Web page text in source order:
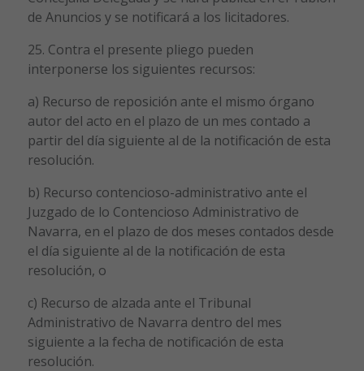
de Anuncios y se notificará a los licitadores.
25. Contra el presente pliego pueden
interponerse los siguientes recursos:
a) Recurso de reposición ante el mismo órgano
autor del acto en el plazo de un mes contado a
partir del día siguiente al de la notificación de esta
resolución.
b) Recurso contencioso-administrativo ante el
Juzgado de lo Contencioso Administrativo de
Navarra, en el plazo de dos meses contados desde
el día siguiente al de la notificación de esta
resolución, o
c) Recurso de alzada ante el Tribunal
Administrativo de Navarra dentro del mes
siguiente a la fecha de notificación de esta
resolución.